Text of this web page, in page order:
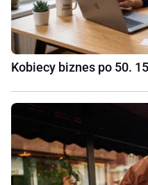
Kobiecy biznes po 50.